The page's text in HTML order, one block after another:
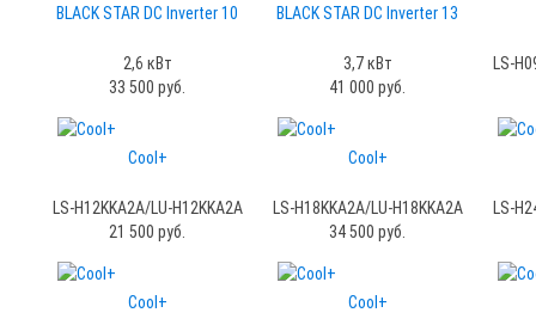
BLACK STAR DC Inverter 10
2,6 кВт
33 500 руб.
BLACK STAR DC Inverter 13
3,7 кВт
41 000 руб.
LS-
Cool+
LS-H12KKA2A/LU-H12KKA2A
21 500 руб.
Cool+
LS-H18KKA2A/LU-H18KKA2A
34 500 руб.
LS-
Cool+ Cool+